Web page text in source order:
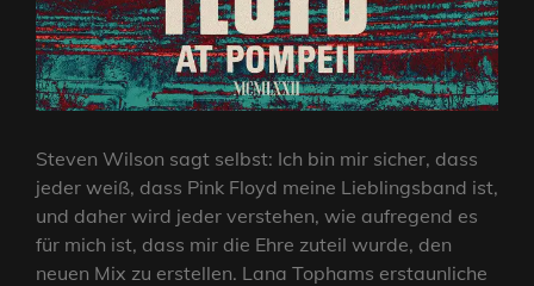
Steven Wilson sagt selbst: Ich bin mir sicher, dass
jeder weiß, dass Pink Floyd meine Lieblingsband ist,
und daher wird jeder verstehen, wie aufregend es
für mich ist, dass mir die Ehre zuteil wurde, den
neuen Mix zu erstellen. Lana Tophams erstaunliche